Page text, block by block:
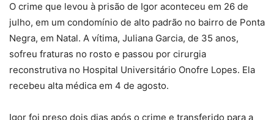
O crime que levou à prisão de Igor aconteceu em 26 de
julho, em um condomínio de alto padrão no bairro de Ponta
Negra, em Natal. A vítima, Juliana Garcia, de 35 anos,
sofreu fraturas no rosto e passou por cirurgia
reconstrutiva no Hospital Universitário Onofre Lopes. Ela
recebeu alta médica em 4 de agosto.
Igor foi preso dois dias após o crime e transferido para a